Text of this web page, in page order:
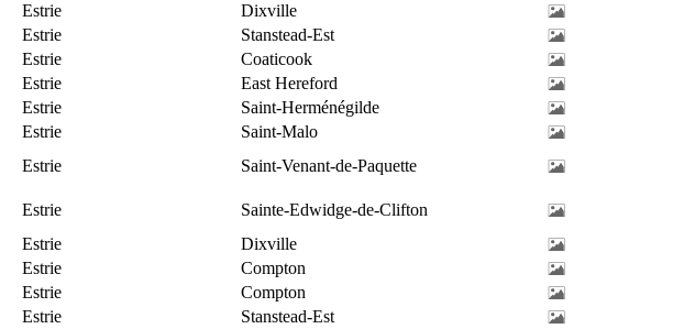
Estrie
Dixville
Estrie
Stanstead-Est
Estrie
Coaticook
Estrie
East Hereford
Estrie
Saint-Herménégilde
Estrie
Saint-Malo
Estrie Saint-Venant-de-Paquette
Estrie
Sainte-Edwidge-de-Clifton
Estrie
Dixville
Estrie
Compton
Estrie
Compton
Estrie Stanstead-Est